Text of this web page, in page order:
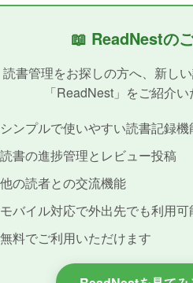
📖 ReadNestの
読書管理をお探しの方へ、新し
「ReadNest」をご紹介い
シンプルで使いやすい読書記録機
読書の進捗管理とレビュー投稿
他の読者との交流機能
モバイル対応で外出先でも利用可
無料でご利用いただけます